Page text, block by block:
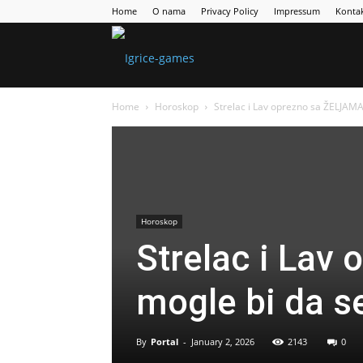
Home O nama Privacy Policy Impressum
Home Horoskop Strelac i Lav oprezno sa
Horoskop
Strelac i Lav
mogle bi da
By Portal - January 2, 2026 2143 0